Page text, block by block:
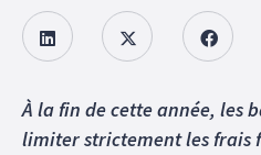
À la fin de cette année, les
limiter strictement les frais